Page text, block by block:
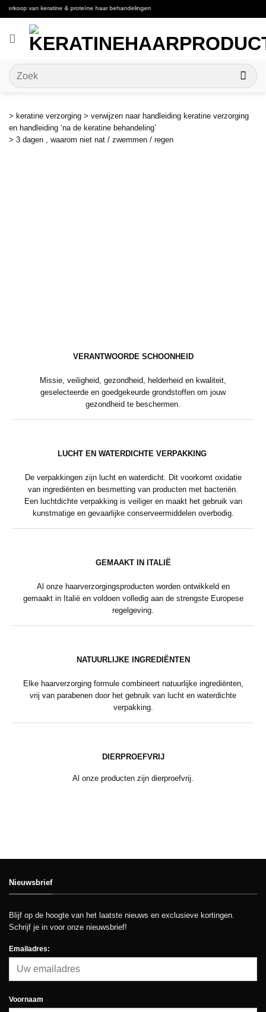
Ga
naar
van keratine & proteïne haar behandelingen
Zoeken
naar:
> keratine verzorging > verwijzen naar handleiding keratine verzorging
en handleiding ‘na de keratine behandeling’
> 3 dagen , waarom niet nat / zwemmen / regen
VERANTWOORDE SCHOONHEID
Missie, veiligheid, gezondheid, helderheid en kwaliteit,
geselecteerde en goedgekeurde grondstoffen om jouw
gezondheid te beschermen.
LUCHT EN WATERDICHTE VERPAKKING
De verpakkingen zijn lucht en waterdicht. Dit voorkomt oxidatie
van ingrediënten en besmetting van producten met bacteriën.
Een luchtdichte verpakking is veiliger en maakt het gebruik van
kunstmatige en gevaarlijke conserveermiddelen overbodig.
GEMAAKT IN ITALIË
Al onze haarverzorgingsproducten worden ontwikkeld en
gemaakt in Italië en voldoen volledig aan de strengste Europese
regelgeving.
NATUURLIJKE INGREDIËNTEN
Elke haarverzorging formule combineert natuurlijke ingrediënten,
vrij van parabenen door het gebruik van lucht en waterdichte
verpakking.
DIERPROEFVRIJ
Al onze producten zijn dierproefvrij.
Nieuwsbrief
Blijf op de hoogte van het laatste nieuws en exclusieve kortingen.
Schrijf je in voor onze nieuwsbrief!
Emailadres:
Voornaam